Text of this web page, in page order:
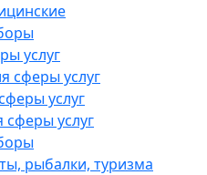
услуг
сферы услуг
услуг
сферы услуг
рыбалки, туризма